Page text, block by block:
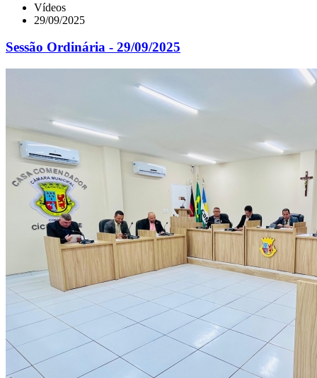
Vídeos
29/09/2025
Sessão Ordinária - 29/09/2025